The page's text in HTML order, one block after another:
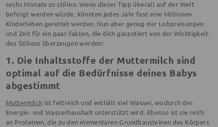
sechs Monate zu stillen. Wenn dieser Tipp überall auf der Welt
befolgt werden würde, könnten jedes Jahr fast eine Millionen
Kinderleben gerettet werden. Nun aber genug der Lobpreisungen
und Zeit für ein paar Fakten, die dich garantiert von der Wichtigkeit
des Stillens überzeugen werden:
1. Die Inhaltsstoffe der Muttermilch sind
optimal auf die Bedürfnisse deines Babys
abgestimmt
Muttermilch ist fettreich und enthält viel Wasser, wodurch der
Energie- und Wasserhaushalt unterstützt wird. Ebenso ist sie reich
an Proteinen, die zu den elementaren Grundbausteinen des Körpers